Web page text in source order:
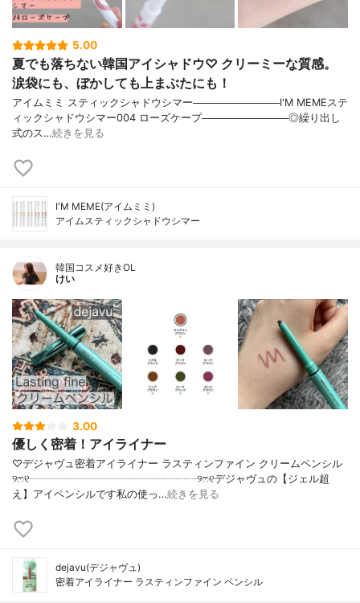
5.00
夏でも落ちない韓国アイシャドウ♡ クリーミーな質感。
涙袋にも、ぼかしても上まぶたにも！
アイムミミ スティックシャドウシマー────────────I'M MEMEステ
ィックシャドウシマー004 ローズケープ────────────◎繰り出し
式のス…続きを見る
I'M MEME(アイムミミ)
アイムスティックシャドウシマー
韓国コスメ好きOL
けい
3.00
優しく密着！アイライナー
♡デジャヴュ密着アイライナー ラスティンファイン クリームペンシル
୨ෆ୧┈┈┈┈┈┈┈┈┈┈┈┈┈┈┈┈୨ෆ୧デジャヴュの【ジェル超
え】アイペンシルです私の使っ…続きを見る
dejavu(デジャヴュ)
密着アイライナー ラスティンファイン ペンシル